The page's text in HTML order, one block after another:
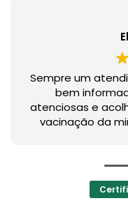
Sempre um
bem
atenciosas e
vacinação da